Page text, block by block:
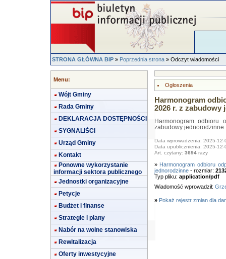
STRONA GŁÓWNA BIP»Poprzednia strona» Odczyt wiadomości
Menu:
Wójt Gminy
Rada Gminy
DEKLARACJA DOSTĘPNOŚCI
SYGNALIŚCI
Urząd Gminy
Kontakt
Ponowne wykorzystanie
informacji sektora publicznego
Jednostki organizacyjne
Petycje
Budżet i finanse
Strategie i plany
Nabór na wolne stanowiska
Rewitalizacja
Oferty inwestycyjne
Ogłoszenia
Harmonogram
2026 r. z zabudowy
Harmonogram
zabudowy jednorodzinne
Data wprowadzenia: 2025-12-
Data upublicznienia: 2025-12-
Art. czytany: 3694razy
» Harmonogram odbioru
jednorodzinne- rozmiar:
Typ pliku: application/pdf
Wiadomość wprowadził:
» Pokaż rejestr zmian dla